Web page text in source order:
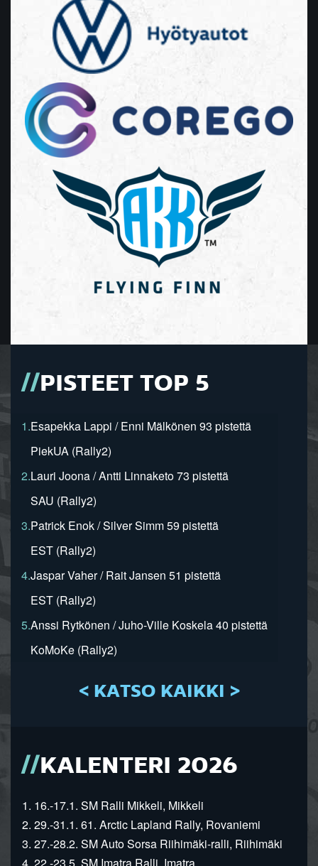
PISTEET TOP 5
1.Esapekka Lappi / Enni Mälkönen 93 pistettä
PiekUA (Rally2)
2.Lauri Joona / Antti Linnaketo 73 pistettä
SAU (Rally2)
3.Patrick Enok / Silver Simm 59 pistettä
EST (Rally2)
4.Jaspar Vaher / Rait Jansen 51 pistettä
EST (Rally2)
5.Anssi Rytkönen / Juho-Ville Koskela 40 pistettä
KoMoKe (Rally2)
< KATSO KAIKKI >
KALENTERI 2026
1. 16.-17.1. SM Ralli Mikkeli, Mikkeli
2. 29.-31.1. 61. Arctic Lapland Rally, Rovaniemi
3. 27.-28.2. SM Auto Sorsa Riihimäki-ralli, Riihimäki